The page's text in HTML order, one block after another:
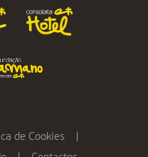
de Cookies